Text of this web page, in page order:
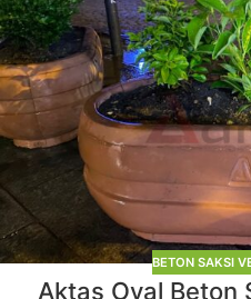
BETON SAKSI
Aktaş Oval Beton